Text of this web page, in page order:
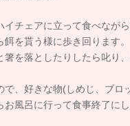
イチェアに立って食べなが
を貰う様に歩き回ります。
箸を落としたりしたら叱り
で、好きな物(しめじ、ブ
風呂に行って食事終了にし